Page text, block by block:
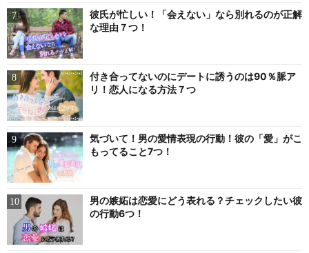
彼氏が忙しい！「会えない」なら別れるのが正解
な理由７つ！
付き合ってないのにデートに誘うのは90％脈ア
リ！恋人になる方法７つ
気づいて！男の愛情表現の行動！彼の「愛」がこ
もってること7つ！
男の嫉妬は恋愛にどう表れる？チェックしたい彼
の行動6つ！